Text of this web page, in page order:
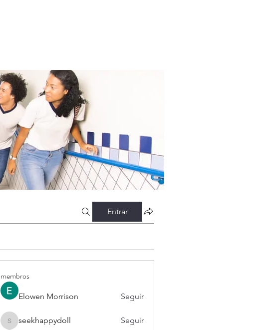
Entrar
membros
Elowen Morrison Seguir
seekhappydoll
seekhappydoll Seguir